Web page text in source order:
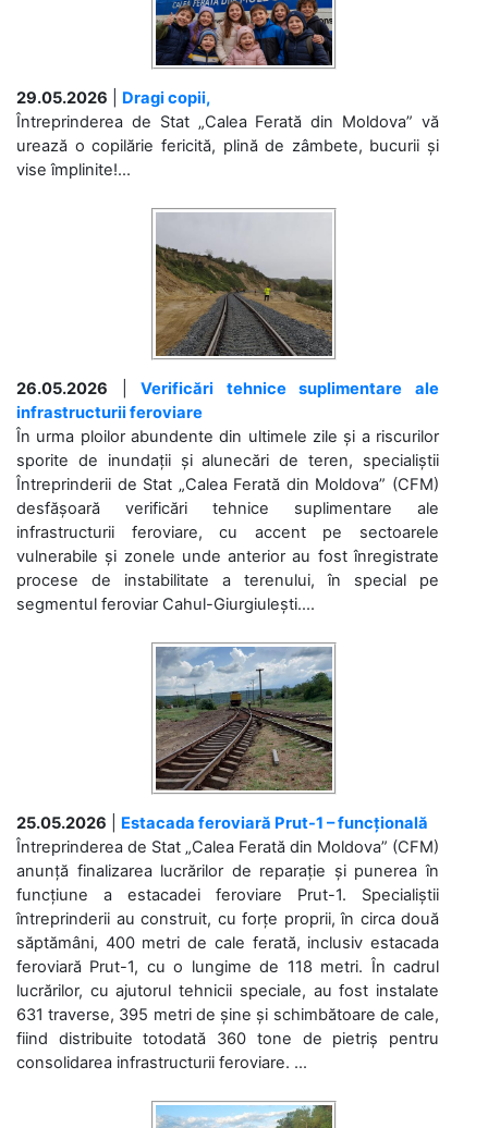
29.05.2026
Dragi copii,
Întreprinderea de Stat „Calea Ferată din Moldova” vă
urează o copilărie fericită, plină de zâmbete, bucurii și
vise împlinite!...
26.05.2026 |Verificări tehnice suplimentare ale
infrastructurii feroviare
În urma ploilor abundente din ultimele zile și a riscurilor
sporite de inundații și alunecări de teren, specialiștii
Întreprinderii de Stat „Calea Ferată din Moldova” (CFM)
desfășoară verificări tehnice suplimentare ale
infrastructurii feroviare, cu accent pe sectoarele
vulnerabile și zonele unde anterior au fost înregistrate
procese de instabilitate a terenului, în special pe
segmentul feroviar Cahul-Giurgiulești....
25.05.2026
Estacada feroviară Prut-1 – funcțională
Întreprinderea de Stat „Calea Ferată din Moldova” (CFM)
anunță finalizarea lucrărilor de reparație și punerea în
funcțiune a estacadei feroviare Prut-1. Specialiștii
întreprinderii au construit, cu forțe proprii, în circa două
săptămâni, 400 metri de cale ferată, inclusiv estacada
feroviară Prut-1, cu o lungime de 118 metri. În cadrul
lucrărilor, cu ajutorul tehnicii speciale, au fost instalate
631 traverse, 395 metri de șine și schimbătoare de cale,
fiind distribuite totodată 360 tone de pietriș pentru
consolidarea infrastructurii feroviare. ...